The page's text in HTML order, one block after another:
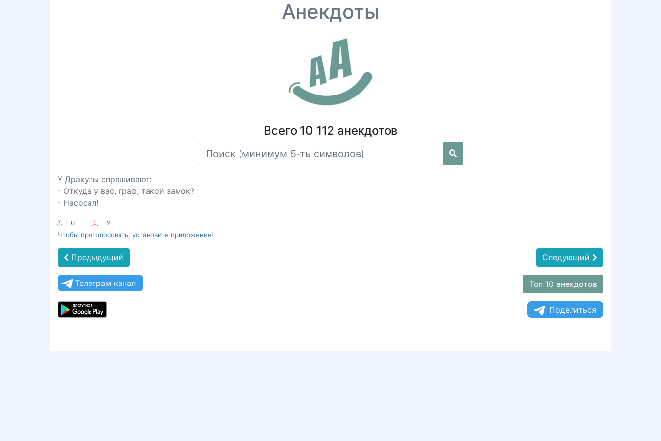
Анекдоты
Всего 10 112 анекдотов
У Дракулы спрашивают:
- Откуда у вас, граф, такой замок?
- Насосал!
:-) 0 :-(
2
Чтобы проголосовать, установите приложение!
Предыдущий Следующий
Телеграм канал Топ 10 анекдотов
Поделиться